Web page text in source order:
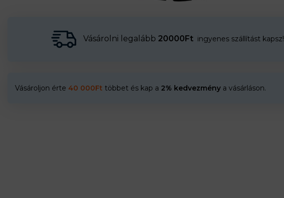
Vásárolni legalább 20000Ft ingyenes szállítást kapsz!
Vásároljon érte 40 000Ft többet és kap a 2% kedvezmény a vásárláson.